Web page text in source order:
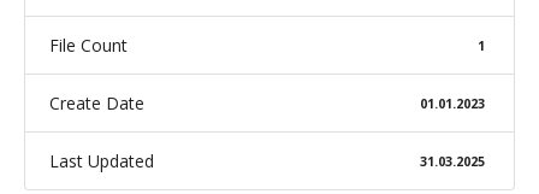
File Count 1
Create Date 01.01.2023
Last Updated 31.03.2025